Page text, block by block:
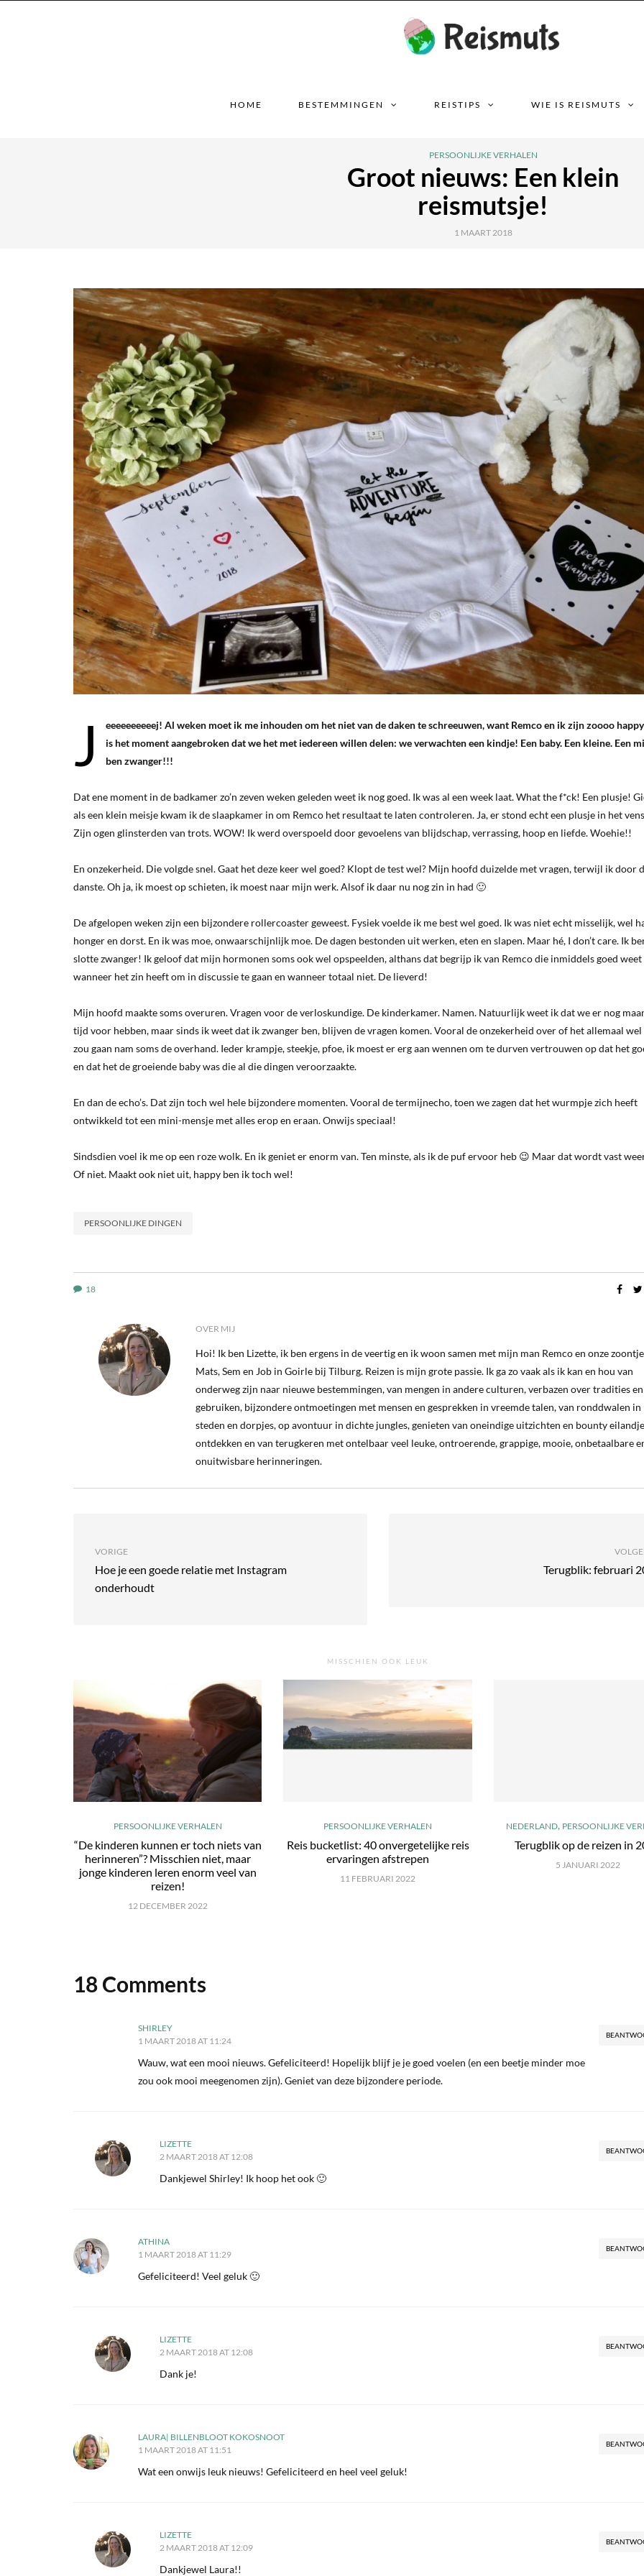
HOME BESTEMMINGEN REISTIPS WIE IS REISMUTS
PERSOONLIJKE VERHALEN
Groot nieuws: Een klein
reismutsje!
1 MAART 2018
J
eeeeeeeeeej! Al weken moet ik me inhouden om het niet van de daken te schreeuwen, want Remco en ik zijn zoooo
is het moment aangebroken dat we het met iedereen willen delen: we verwachten een kindje! Een baby. Een kleine. Een
ben zwanger!!!
Dat ene moment in de badkamer zo’n zeven weken geleden weet ik nog goed. Ik was al een week laat. What the f*ck! Een plusje!
als een klein meisje kwam ik de slaapkamer in om Remco het resultaat te laten controleren. Ja, er stond echt een plusje in het
Zijn ogen glinsterden van trots. WOW! Ik werd overspoeld door gevoelens van blijdschap, verrassing, hoop en liefde. Woehie!!
En onzekerheid. Die volgde snel. Gaat het deze keer wel goed? Klopt de test wel? Mijn hoofd duizelde met vragen, terwijl ik door
danste. Oh ja, ik moest op schieten, ik moest naar mijn werk. Alsof ik daar nu nog zin in had 🙂
De afgelopen weken zijn een bijzondere rollercoaster geweest. Fysiek voelde ik me best wel goed. Ik was niet echt misselijk, wel
honger en dorst. En ik was moe, onwaarschijnlijk moe. De dagen bestonden uit werken, eten en slapen. Maar hé, I don’t care. Ik
slotte zwanger! Ik geloof dat mijn hormonen soms ook wel opspeelden, althans dat begrijp ik van Remco die inmiddels goed weet
wanneer het zin heeft om in discussie te gaan en wanneer totaal niet. De lieverd!
Mijn hoofd maakte soms overuren. Vragen voor de verloskundige. De kinderkamer. Namen. Natuurlijk weet ik dat we er nog
tijd voor hebben, maar sinds ik weet dat ik zwanger ben, blijven de vragen komen. Vooral de onzekerheid over of het allemaal wel
zou gaan nam soms de overhand. Ieder krampje, steekje, pfoe, ik moest er erg aan wennen om te durven vertrouwen op dat het
en dat het de groeiende baby was die al die dingen veroorzaakte.
En dan de echo’s. Dat zijn toch wel hele bijzondere momenten. Vooral de termijnecho, toen we zagen dat het wurmpje zich heeft
ontwikkeld tot een mini-mensje met alles erop en eraan. Onwijs speciaal!
Sindsdien voel ik me op een roze wolk. En ik geniet er enorm van. Ten minste, als ik de puf ervoor heb 😉 Maar dat wordt vast
Of niet. Maakt ook niet uit, happy ben ik toch wel!
PERSOONLIJKE DINGEN
18
OVER MIJ
Hoi! Ik ben Lizette, ik ben ergens in de veertig en ik woon samen met mijn man Remco en onze
Mats, Sem en Job in Goirle bij Tilburg. Reizen is mijn grote passie. Ik ga zo vaak als ik kan en hou van
onderweg zijn naar nieuwe bestemmingen, van mengen in andere culturen, verbazen over tradities en
gebruiken, bijzondere ontmoetingen met mensen en gesprekken in vreemde talen, van ronddwalen in
steden en dorpjes, op avontuur in dichte jungles, genieten van oneindige uitzichten en bounty
ontdekken en van terugkeren met ontelbaar veel leuke, ontroerende, grappige, mooie, onbetaalbare
onuitwisbare herinneringen.
VORIGE
Hoe je een goede relatie met Instagram
onderhoudt
Terugblik: februari
MISSCHIEN OOK LEUK
PERSOONLIJKE VERHALEN
“De kinderen kunnen er toch niets van
herinneren”? Misschien niet, maar
jonge kinderen leren enorm veel van
reizen!
12 DECEMBER 2022
PERSOONLIJKE VERHALEN
Reis bucketlist: 40 onvergetelijke reis
ervaringen afstrepen
11 FEBRUARI 2022
NEDERLAND, PERSOONLIJKE
Terugblik op de reizen in
5 JANUARI 2022
18 Comments
SHIRLEY
1 MAART 2018 AT 11:24
Wauw, wat een mooi nieuws. Gefeliciteerd! Hopelijk blijf je je goed voelen (en een beetje minder moe
zou ook mooi meegenomen zijn). Geniet van deze bijzondere periode.
LIZETTE
2 MAART 2018 AT 12:08
Dankjewel Shirley! Ik hoop het ook 🙂
ATHINA
1 MAART 2018 AT 11:29
Gefeliciteerd! Veel geluk 🙂
LIZETTE
2 MAART 2018 AT 12:08
Dank je!
LAURA| BILLENBLOOT KOKOSNOOT
1 MAART 2018 AT 11:51
Wat een onwijs leuk nieuws! Gefeliciteerd en heel veel geluk!
LIZETTE
2 MAART 2018 AT 12:09
Dankjewel Laura!!